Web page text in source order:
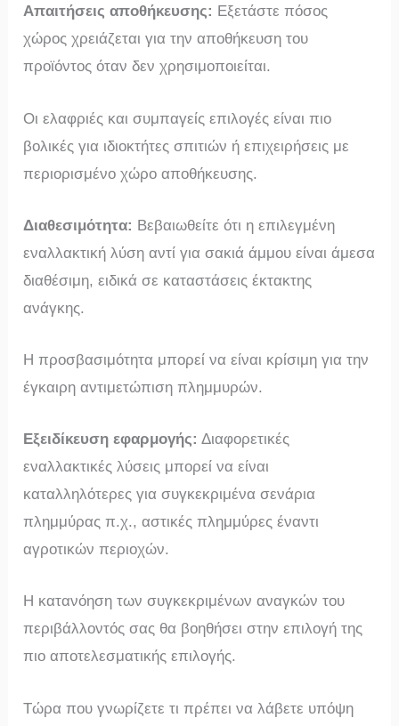
Απαιτήσεις αποθήκευσης: Εξετάστε πόσος
χώρος χρειάζεται για την αποθήκευση του
προϊόντος όταν δεν χρησιμοποιείται.
Οι ελαφριές και συμπαγείς επιλογές είναι πιο
βολικές για ιδιοκτήτες σπιτιών ή επιχειρήσεις με
περιορισμένο χώρο αποθήκευσης.
Διαθεσιμότητα: Βεβαιωθείτε ότι η επιλεγμένη
εναλλακτική λύση αντί για σακιά άμμου είναι άμεσα
διαθέσιμη, ειδικά σε καταστάσεις έκτακτης
ανάγκης.
Η προσβασιμότητα μπορεί να είναι κρίσιμη για την
έγκαιρη αντιμετώπιση πλημμυρών.
Εξειδίκευση εφαρμογής: Διαφορετικές
εναλλακτικές λύσεις μπορεί να είναι
καταλληλότερες για συγκεκριμένα σενάρια
πλημμύρας π.χ., αστικές πλημμύρες έναντι
αγροτικών περιοχών.
Η κατανόηση των συγκεκριμένων αναγκών του
περιβάλλοντός σας θα βοηθήσει στην επιλογή της
πιο αποτελεσματικής επιλογής.
Τώρα που γνωρίζετε τι πρέπει να λάβετε υπόψη